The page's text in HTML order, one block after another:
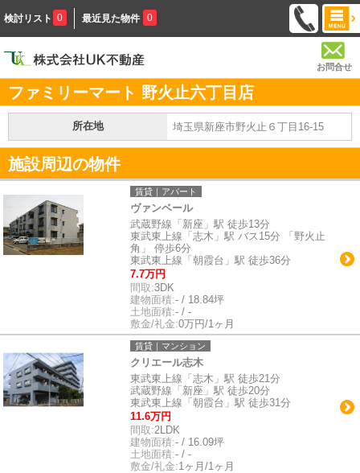
検討リスト 0 最近見た物件 0
お問合せ
ファミリーマート 野火止六丁目店
所在地 埼玉県新座市野火止６丁目16-15
施設周辺の物件
賃貸｜アパート
ヴァンベール
武蔵野線「新座」駅 徒歩13分
東武東上線「志木」駅 バス15分 「野火止
角」 停歩6分
東武東上線「朝霞台」駅 徒歩36分
7.7万円
間取:3DK
建物面積:- / 18.84坪
土地面積:- / -
敷金/礼金:0万円/1ヶ月
賃貸｜マンション
クリエール志木
東武東上線「志木」駅 徒歩21分
武蔵野線「新座」駅 徒歩20分
東武東上線「朝霞台」駅 徒歩31分
11.6万円
間取:2LDK
建物面積:- / 16.09坪
土地面積:- / -
敷金/礼金:1ヶ月/1ヶ月